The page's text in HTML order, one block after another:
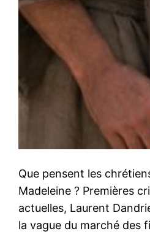
Que pensent les
Madeleine ? Premières
actuelles, Laurent
la vague du marché des